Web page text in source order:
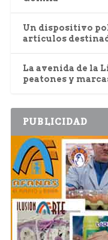
Un dispositivo
artículos
La avenida de la
peatones y
PUBLICIDAD